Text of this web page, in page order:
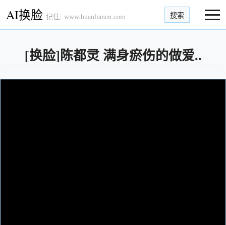
AI换脸 记住: www.huanliancn.com 搜索
[换脸]陈都灵 满身瘀伤的做爱..